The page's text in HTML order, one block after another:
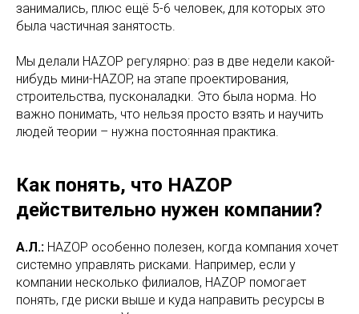
занимались, плюс ещё 5-6 человек, для которых это
была частичная занятость.
Мы делали HAZOP регулярно: раз в две недели какой-
нибудь мини-HAZOP, на этапе проектирования,
строительства, пусконаладки. Это была норма. Но
важно понимать, что нельзя просто взять и научить
людей теории – нужна постоянная практика.
Как понять, что HAZOP
действительно нужен компании?
А.Л.: HAZOP особенно полезен, когда компания хочет
системно управлять рисками. Например, если у
компании несколько филиалов, HAZOP помогает
понять, где риски выше и куда направить ресурсы в